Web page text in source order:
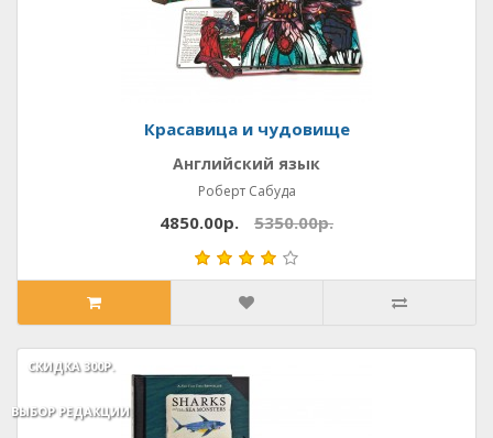
Красавица и чудовище
Английский язык
Роберт Сабуда
4850.00р. 5350.00р.
СКИДКА 300Р.
ВЫБОР РЕДАКЦИИ
СКИДКА 300Р.
ВЫБОР РЕДАКЦИИ